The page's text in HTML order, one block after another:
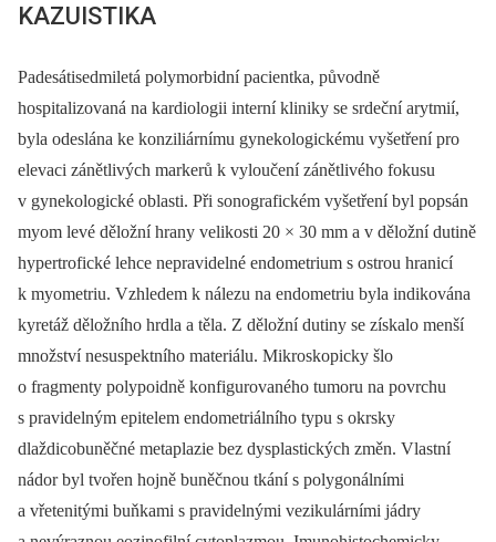
KAZUISTIKA
Padesátisedmiletá polymorbidní pacientka, původně
hospitalizovaná na kardiologii interní kliniky se srdeční arytmií,
byla odeslána ke konziliárnímu gynekologickému vyšetření pro
elevaci zánětlivých markerů k vyloučení zánětlivého fokusu
v gynekologické oblasti. Při sonografickém vyšetření byl popsán
myom levé děložní hrany velikosti 20 × 30 mm a v děložní dutině
hypertrofické lehce nepravidelné endometrium s ostrou hranicí
k myometriu. Vzhledem k nálezu na endometriu byla indikována
kyretáž děložního hrdla a těla. Z děložní dutiny se získalo menší
množství nesuspektního materiálu. Mikroskopicky šlo
o fragmenty polypoidně konfigurovaného tumoru na povrchu
s pravidelným epitelem endometriálního typu s okrsky
dlaždicobuněčné metaplazie bez dysplastických změn. Vlastní
nádor byl tvořen hojně buněčnou tkání s polygonálními
a vřetenitými buňkami s pravidelnými vezikulárními jádry